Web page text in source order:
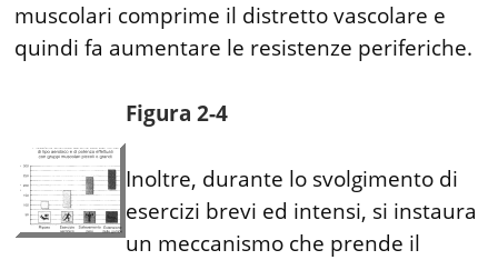
muscolari comprime il distretto vascolare e
quindi fa aumentare le resistenze periferiche.
Figura 2-4
Inoltre, durante lo svolgimento di
esercizi brevi ed intensi, si instaura
un meccanismo che prende il